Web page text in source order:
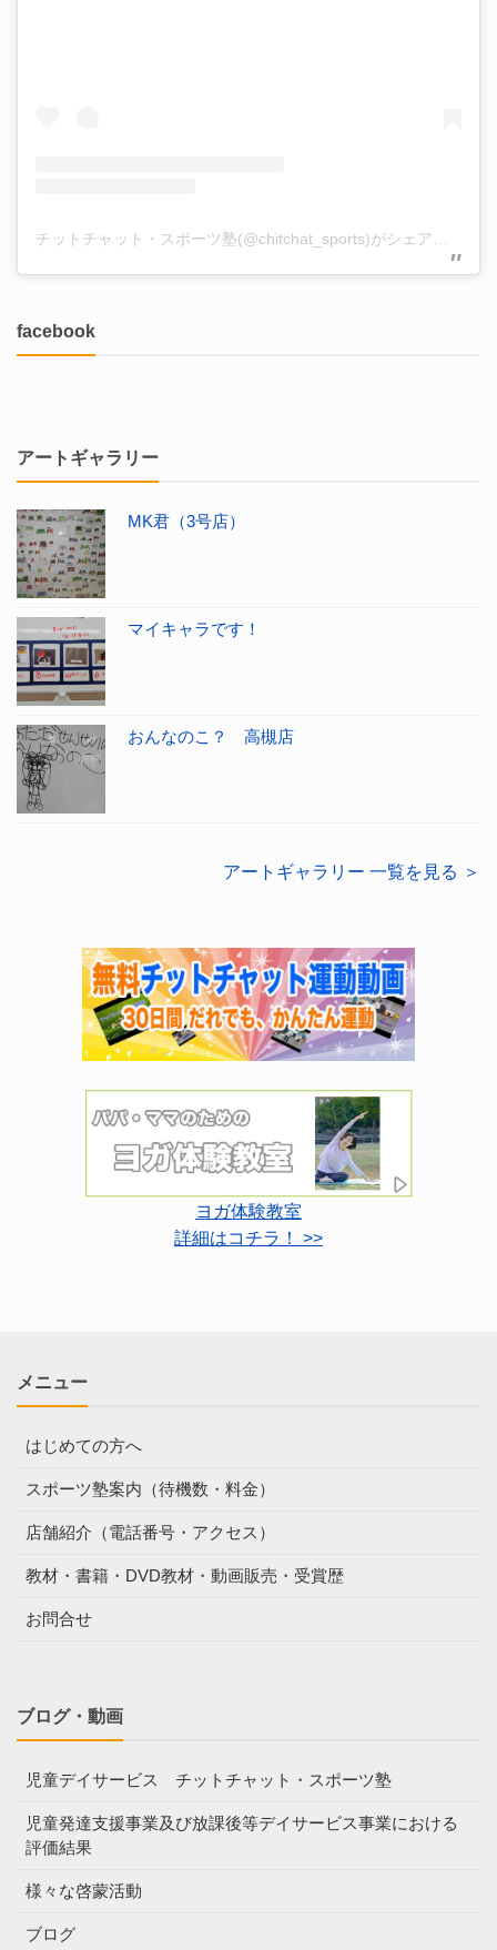
facebook
アートギャラリー
MK君（3号店）
マイキャラです！
おんなのこ？ 高槻店
アートギャラリー 一覧を見る ＞
ヨガ体験教室
詳細はコチラ！ >>
メニュー
はじめての方へ
スポーツ塾案内（待機数・料金）
店舗紹介（電話番号・アクセス）
教材・書籍・DVD教材・動画販売・受賞歴
お問合せ
ブログ・動画
児童デイサービス チットチャット・スポーツ塾
児童発達支援事業及び放課後等デイサービス事業における
評価結果
様々な啓蒙活動
ブログ